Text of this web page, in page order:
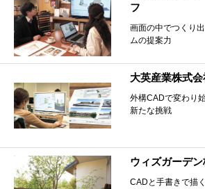
フ
画面の中でつくり
ムの提案力
大英産業株式会
外構CADで変わり
新たな挑戦
ウィズガーデ
CADと手書きで描